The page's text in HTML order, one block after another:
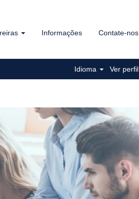
Informações Contate-nos
Idioma Ver perfil